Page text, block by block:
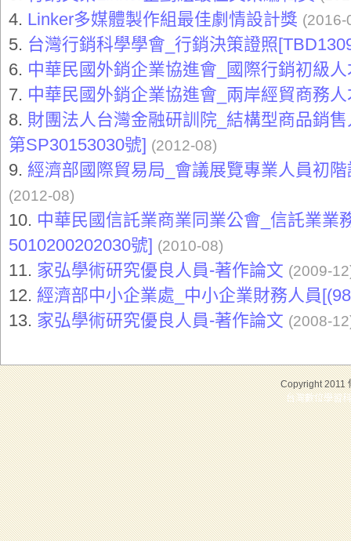
4. Linker多媒體製作組最佳劇情設計獎 (2016-
5. 台灣行銷科學學會_行銷決策證照
6. 中華民國外銷企業協進會_國際行銷初級
7. 中華民國外銷企業協進會_兩岸經貿商務
8. 財團法人台灣金融研訓院_結構型商品銷
第SP30153030號] (2012-08)
9. 經濟部國際貿易局_會議展覽專業人員初
(2012-08)
10. 中華民國信託業商業同業公會_信託業業
5010200202030號] (2010-08)
11. 家弘學術研究優良人員-著作論文 (2009-
12. 經濟部中小企業處_中小企業財務人員
13. 家弘學術研究優良人員-著作論文 (2008-
Copyright 2011
台灣數位學習